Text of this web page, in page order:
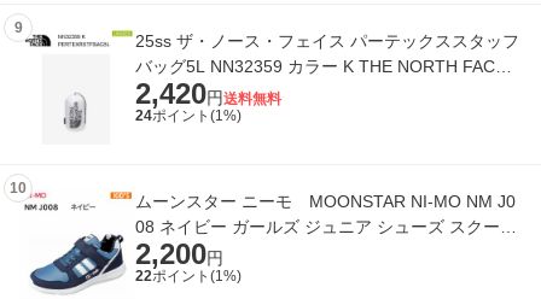
9
25ss ザ・ノース・フェイス パーテックススタッフ
バッグ5L NN32359 カラー K THE NORTH FACE
正規品
2,420円送料無料
24ポイント(1%)
10
ムーンスター ニーモ MOONSTAR NI-MO NM J0
08 ネイビー ガールズ ジュニア シューズ スクール
2,200円
22ポイント(1%)